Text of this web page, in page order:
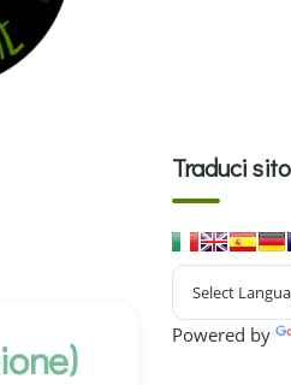
Traduci sito
Powered by